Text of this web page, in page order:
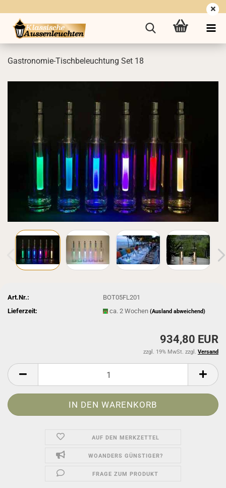
Gastronomie-​Tischbeleuchtung Set 18
Art.Nr.:
BOT05FL201
Lieferzeit:
ca. 2 Wochen(Ausland abweichend)
934,80 EUR
zzgl. 19% MwSt. zzgl. Versand
AUF DEN MERKZETTEL
WOANDERS GÜNSTIGER?
FRAGE ZUM PRODUKT